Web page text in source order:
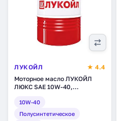
ЛУКОЙЛ
★ 4.4
Моторное масло ЛУКОЙЛ
ЛЮКС SAE 10W-40,
(19455)
10W-40
Полусинтетическое